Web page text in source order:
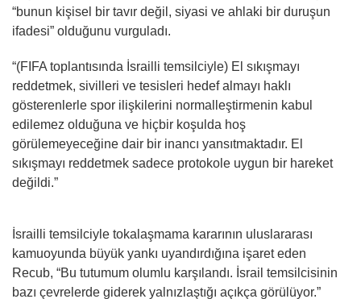
“bunun kişisel bir tavır değil, siyasi ve ahlaki bir duruşun
ifadesi” olduğunu vurguladı.
“(FIFA toplantısında İsrailli temsilciyle) El sıkışmayı
reddetmek, sivilleri ve tesisleri hedef almayı haklı
gösterenlerle spor ilişkilerini normalleştirmenin kabul
edilemez olduğuna ve hiçbir koşulda hoş
görülemeyeceğine dair bir inancı yansıtmaktadır. El
sıkışmayı reddetmek sadece protokole uygun bir hareket
değildi.”
İsrailli temsilciyle tokalaşmama kararının uluslararası
kamuoyunda büyük yankı uyandırdığına işaret eden
Recub, “Bu tutumum olumlu karşılandı. İsrail temsilcisinin
bazı çevrelerde giderek yalnızlaştığı açıkça görülüyor.”